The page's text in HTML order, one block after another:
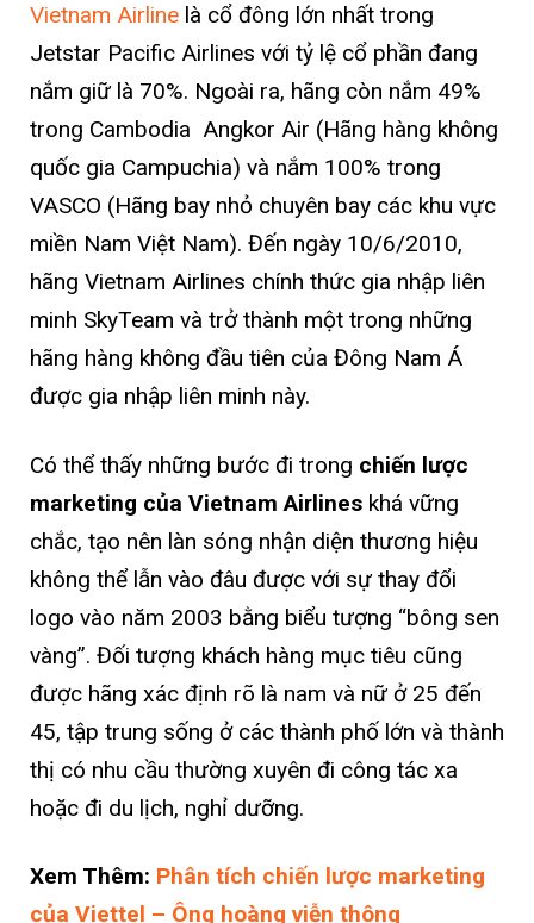
Vietnam Airline là cổ đông lớn nhất trong
Jetstar Pacific Airlines với tỷ lệ cổ phần đang
nắm giữ là 70%. Ngoài ra, hãng còn nắm 49%
trong Cambodia Angkor Air (Hãng hàng không
quốc gia Campuchia) và nắm 100% trong
VASCO (Hãng bay nhỏ chuyên bay các khu vực
miền Nam Việt Nam). Đến ngày 10/6/2010,
hãng Vietnam Airlines chính thức gia nhập liên
minh SkyTeam và trở thành một trong những
hãng hàng không đầu tiên của Đông Nam Á
được gia nhập liên minh này.
Có thể thấy những bước đi trong chiến lược
marketing của Vietnam Airlines khá vững
chắc, tạo nên làn sóng nhận diện thương hiệu
không thể lẫn vào đâu được với sự thay đổi
logo vào năm 2003 bằng biểu tượng “bông sen
vàng”. Đối tượng khách hàng mục tiêu cũng
được hãng xác định rõ là nam và nữ ở 25 đến
45, tập trung sống ở các thành phố lớn và thành
thị có nhu cầu thường xuyên đi công tác xa
hoặc đi du lịch, nghỉ dưỡng.
Xem Thêm: Phân tích chiến lược marketing
của Viettel – Ông hoàng viễn thông